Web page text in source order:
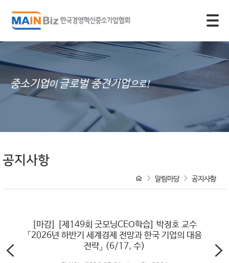
중소기업이 글로벌 중견기업으로!
공지사항
알림마당 공지사항
[마감] [제149회 굿모닝CEO학습] 박정호 교수
「2026년 하반기 세계경제 전망과 한국 기업의 대응
전략」 (6/17, 수)